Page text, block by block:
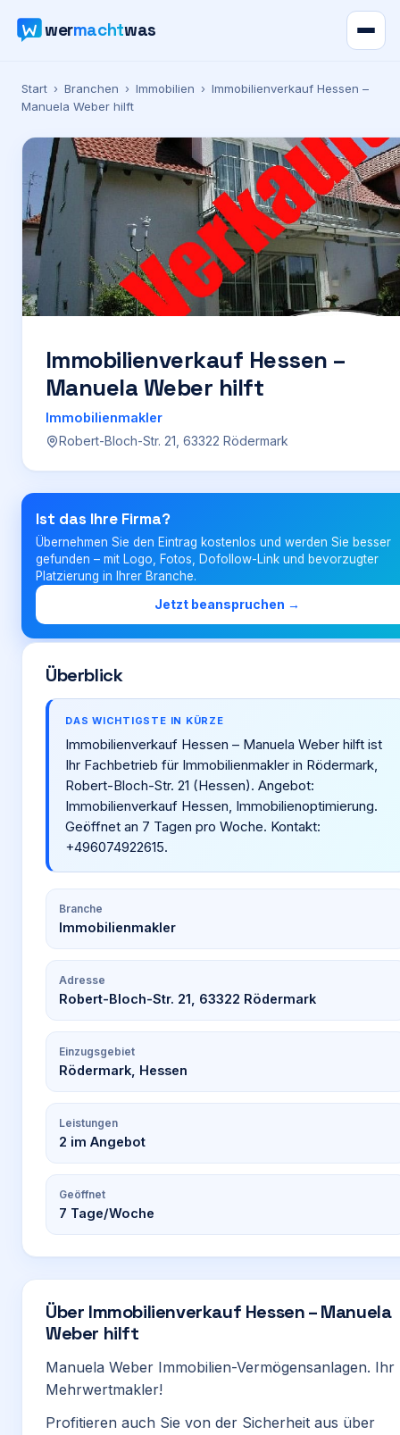
wermachtwas
Verzeichnis
Karte
News
Ratgeber
Werbung
Für Firmen
Login
Start › Branchen › Immobilien › Immobilienverkauf Hessen –
Manuela Weber hilft
Immobilienverkauf Hessen –
Manuela Weber hilft
Immobilienmakler
Robert-Bloch-Str. 21, 63322 Rödermark
Ist das Ihre Firma?
Übernehmen Sie den Eintrag kostenlos und werden Sie besser
gefunden – mit Logo, Fotos, Dofollow-Link und bevorzugter
Platzierung in Ihrer Branche.
Jetzt beanspruchen →
Überblick
DAS WICHTIGSTE IN KÜRZE
Immobilienverkauf Hessen – Manuela Weber hilft ist
Ihr Fachbetrieb für Immobilienmakler in Rödermark,
Robert-Bloch-Str. 21 (Hessen). Angebot:
Immobilienverkauf Hessen, Immobilienoptimierung.
Geöffnet an 7 Tagen pro Woche. Kontakt:
+496074922615.
Branche
Immobilienmakler
Adresse
Robert-Bloch-Str. 21, 63322 Rödermark
Einzugsgebiet
Rödermark, Hessen
Leistungen
2 im Angebot
Geöffnet
7 Tage/Woche
Über Immobilienverkauf Hessen – Manuela
Weber hilft
Manuela Weber Immobilien-Vermögensanlagen. Ihr
Mehrwertmakler!
Profitieren auch Sie von der Sicherheit aus über